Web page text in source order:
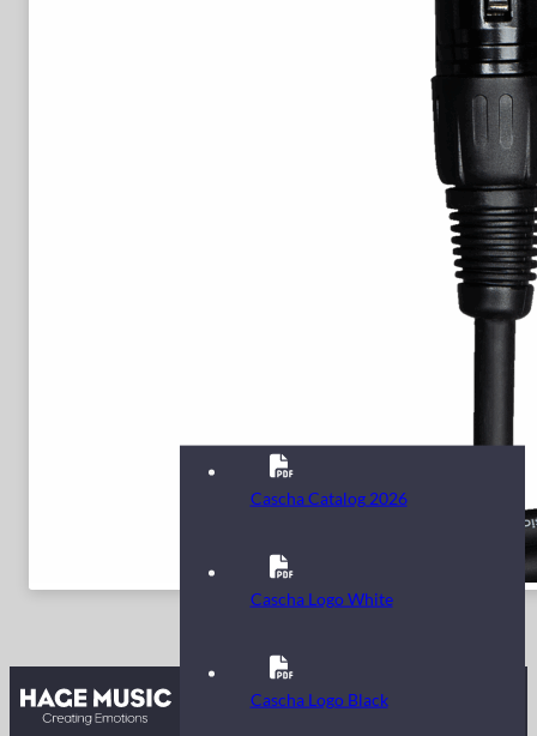
Kontakt
Cascha Catalog 2026
Cascha Logo White
Cascha Logo Black